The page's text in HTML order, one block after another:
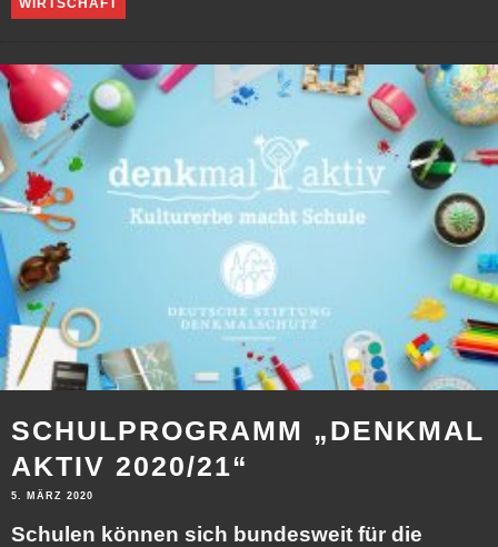
WIRTSCHAFT
SCHULPROGRAMM „DENKMAL
AKTIV 2020/21“
5. MÄRZ 2020
Schulen können sich bundesweit für die